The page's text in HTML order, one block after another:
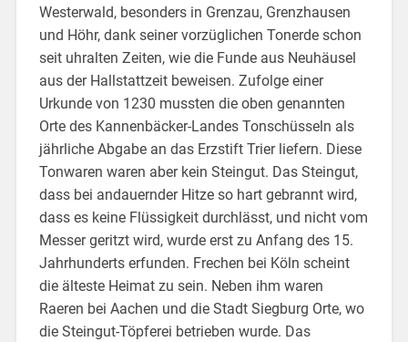
Westerwald, besonders in Grenzau, Grenzhausen
und Höhr, dank seiner vorzüglichen Tonerde schon
seit uhralten Zeiten, wie die Funde aus Neuhäusel
aus der Hallstattzeit beweisen. Zufolge einer
Urkunde von 1230 mussten die oben genannten
Orte des Kannenbäcker-Landes Tonschüsseln als
jährliche Abgabe an das Erzstift Trier liefern. Diese
Tonwaren waren aber kein Steingut. Das Steingut,
dass bei andauernder Hitze so hart gebrannt wird,
dass es keine Flüssigkeit durchlässt, und nicht vom
Messer geritzt wird, wurde erst zu Anfang des 15.
Jahrhunderts erfunden. Frechen bei Köln scheint
die älteste Heimat zu sein. Neben ihm waren
Raeren bei Aachen und die Stadt Siegburg Orte, wo
die Steingut-Töpferei betrieben wurde. Das